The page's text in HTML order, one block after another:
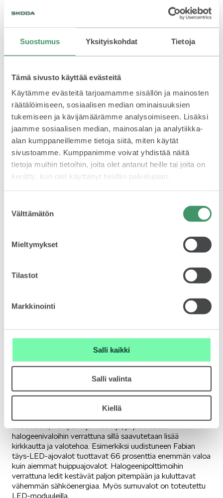
Suostumus Yksityiskohdat Tietoja
Tämä sivusto käyttää evästeitä
Käytämme evästeitä tarjoamamme sisällön ja mainosten
räätälöimiseen, sosiaalisen median ominaisuuksien
tukemiseen ja kävijämäärämme analysoimiseen. Lisäksi
jaamme sosiaalisen median, mainosalan ja analytiikka-
alan kumppaneillemme tietoja siitä, miten käytät
sivustoamme. Kumppanimme voivat yhdistää näitä
tietoja muihin tietoihin, joita olet antanut heille tai joita on
kerätty, kun olet käyttänyt heidän palvelujaan.
valinta
Välttämätön
Mieltymykset
Tilastot
Markkinointi
Salli kaikki
Salli valinta
Kiellä
MEIDÄN ŠKODAMME
ŠKODA 130 VUOTTA
ŠKODA MEDIASSA
Mukautuvat ajovalotoiminnot erilaisiin
Matrix LED -ajovaloissa on myös mukautuvia
järjestelmä esimerkiksi tunnistaa ajonopeuden ja navigoinnin
GPS-tietojen perusteella ajamisen kaupungissa, maantiellä
tai moottoritiellä, ja säätää tietojen mukaisesti ajokaistan
reuna-alueen valaisun tai kytkee aktiiviset kaarrevalot
päälle. Sateessa tai muutoin huonossa säässä
kääntymisvalot ja kaarrevalot valaisevat auton
lähietualuetta tehokkaammin. Katumaasturimalleihin
KODIAQ, KAROQ ja KAMIQ sekä perheautomalliin
SCALA on saatavissa täys-LED-ajovalot, joissa on
ajotilanteeseen sopeutuvat toiminnot (AFS-toiminnot).
huippuversiona ajotilanteeseen mukautuvat täys-
LED-tekniikka lisää kirkkautta ja valotehoa
Moderni LED-valotekniikka suo muotoilijoille uusia
halogeenivaloihin verrattuna sillä saavutetaan lisää
kirkkautta ja valotehoa. Esimerkiksi uudistuneen Fabian
täys-LED-ajovalot tuottavat 66 prosenttia enemmän valoa
kuin aiemmat huippuajovalot. Halogeenipolttimoihin
verrattuna ledit kestävät paljon pitempään ja kuluttavat
vähemmän sähköenergiaa. Myös sumuvalot on toteutettu
LED-moduuleilla.